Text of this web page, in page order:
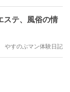
ステ、風俗の情
やすのぶマン体験日記